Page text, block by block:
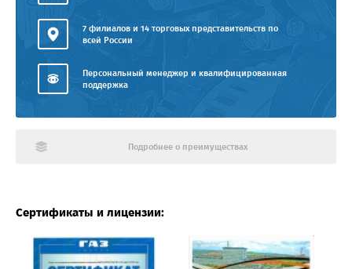
7 филиалов и 14 торговых представительств по
всей России
Персональный менеджер и квалифицированная
поддержка
Подробнее о преимуществах
Сертификаты и лицензии: